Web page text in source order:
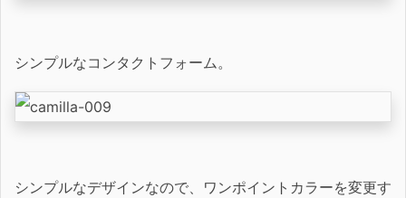
シンプルなコンタクトフォーム。
シンプルなデザインなので、ワンポイントカラーを変更す